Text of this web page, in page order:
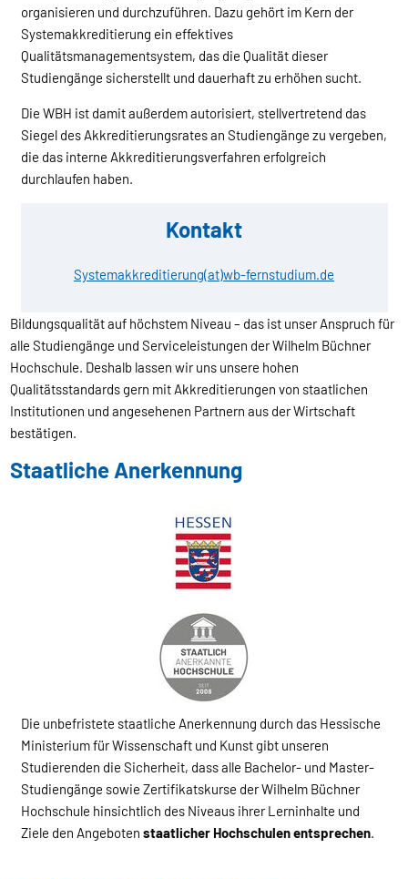
organisieren und durchzuführen. Dazu gehört im Kern der
Systemakkreditierung ein effektives
Qualitätsmanagementsystem, das die Qualität dieser
Studiengänge sicherstellt und dauerhaft zu erhöhen sucht.
Die WBH ist damit außerdem autorisiert, stellvertretend das
Siegel des Akkreditierungsrates an Studiengänge zu vergeben,
die das interne Akkreditierungsverfahren erfolgreich
durchlaufen haben.
Kontakt
Systemakkreditierung(at)wb-fernstudium.de
Bildungsqualität auf höchstem Niveau – das ist unser Anspruch für
alle Studiengänge und Serviceleistungen der Wilhelm Büchner
Hochschule. Deshalb lassen wir uns unsere hohen
Qualitätsstandards gern mit Akkreditierungen von staatlichen
Institutionen und angesehenen Partnern aus der Wirtschaft
bestätigen.
Staatliche Anerkennung
Die unbefristete staatliche Anerkennung durch das Hessische
Ministerium für Wissenschaft und Kunst gibt unseren
Studierenden die Sicherheit, dass alle Bachelor- und Master-
Studiengänge sowie Zertifikatskurse der Wilhelm Büchner
Hochschule hinsichtlich des Niveaus ihrer Lerninhalte und
Ziele den Angeboten staatlicher Hochschulen entsprechen.